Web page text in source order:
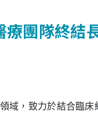
團隊終結
域，致力於結合臨